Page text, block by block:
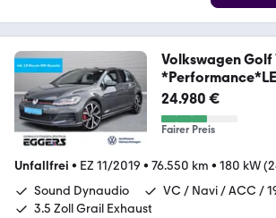
Volkswagen Golf
Kam
24.980 €
Fairer Preis
Unfallfrei • EZ 11/2019 • 76.550 km • 180 kW
Sound Dynaudio
VC / Navi / ACC /
3.5 Zoll Grail Exhaust